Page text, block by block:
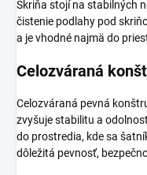
Skriňa stojí na stabilných
čistenie podlahy pod
a je vhodné najmä do
Celozváraná
Celozváraná pevná
zvyšuje stabilitu a
do prostredia, kde sa
dôležitá pevnosť,